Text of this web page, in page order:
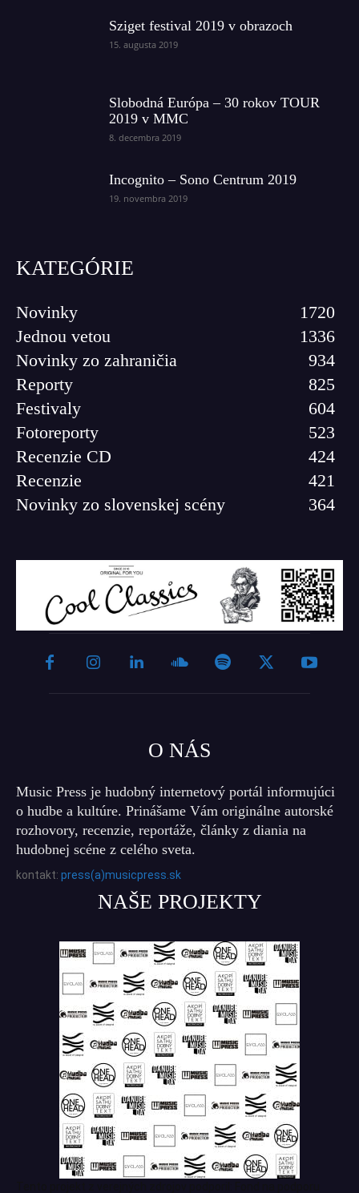
Sziget festival 2019 v obrazoch
15. augusta 2019
Slobodná Európa – 30 rokov TOUR
2019 v MMC
8. decembra 2019
Incognito – Sono Centrum 2019
19. novembra 2019
KATEGÓRIE
Novinky
1720
Jednou vetou
1336
Novinky zo zahraničia
934
Reporty
825
Festivaly
604
Fotoreporty
523
Recenzie CD
424
Recenzie
421
Novinky zo slovenskej scény
364
O NÁS
Music Press je hudobný internetový portál informujúci
o hudbe a kultúre. Prinášame Vám originálne autorské
rozhovory, recenzie, reportáže, články z diania na
hudobnej scéne z celého sveta.
kontakt: press(a)musicpress.sk
NAŠE PROJEKTY